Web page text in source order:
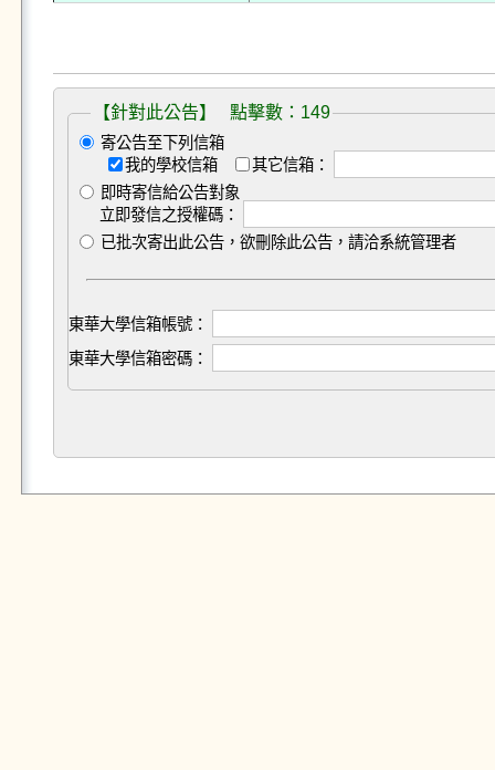
【針對此公告】 點擊數：149
寄公告至下列信箱
我的學校信箱
其它信箱：
即時寄信給公告對象
立即發信之授權碼：
已批次寄出此公告，欲刪除此公告，請洽系統管理者
東華大學信箱帳號：
東華大學信箱密碼：